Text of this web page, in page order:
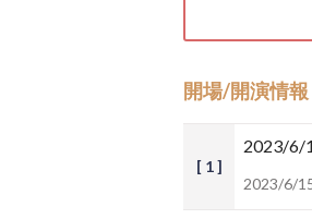
開場/開演情
[ 1 ]
2023/6/
2023/6/